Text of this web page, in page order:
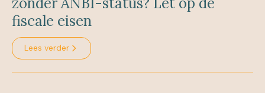
fiscale eisen
Lees verder